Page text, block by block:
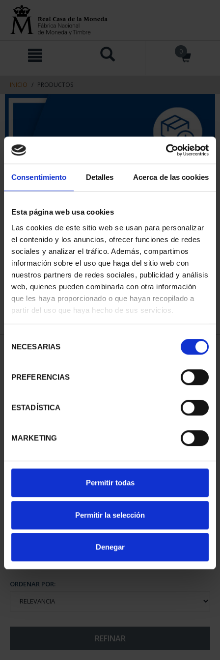
Consentimiento Detalles Acerca de las cookies
Esta página web usa cookies
Las cookies de este sitio web se usan para personalizar
el contenido y los anuncios, ofrecer funciones de redes
sociales y analizar el tráfico. Además, compartimos
información sobre el uso que haga del sitio web con
nuestros partners de redes sociales, publicidad y análisis
web, quienes pueden combinarla con otra información
que les haya proporcionado o que hayan recopilado a
partir del uso que haya hecho de sus servicios.
NECESARIAS
PREFERENCIAS
ESTADÍSTICA
MARKETING
Permitir todas
Permitir la selección
Denegar
contenido
navegacin
0
INICIO PRODUCTOS
ORDENAR POR:
REFINAR
1 Productos encontrados
CAPITALES ESPAÑOLAS
73,00 €
ORDENAR POR:
REFINAR